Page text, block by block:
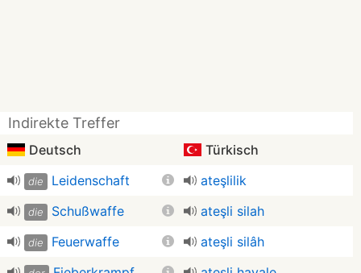
Indirekte Treffer
Deutsch Türkisch
die Leidenschaft ateşlilik
die Schußwaffe ateşli silah
die Feuerwaffe ateşli silâh